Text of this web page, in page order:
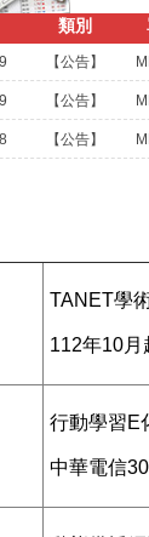
類別
【公告】
【公告】
【公告】
TANET學
112年10月
行動學習E
中華電信